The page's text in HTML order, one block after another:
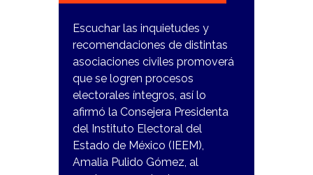
Escuchar las inquietudes y
recomendaciones de distintas
asociaciones civiles promoverá
que se logren procesos
electorales íntegros, así lo
afirmó la Consejera Presidenta
del Instituto Electoral del
Estado de México (IEEM),
Amalia Pulido Gómez, al